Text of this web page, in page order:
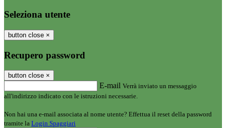
Seleziona utente
button close ×
Recupero password
button close ×
E-mail Verrà inviato un messaggio
all'indirizzo indicato con le istruzioni necessarie.
Non hai una e-mail associata al nome utente? Effettua il reset della password
tramite la Login Spaggiari